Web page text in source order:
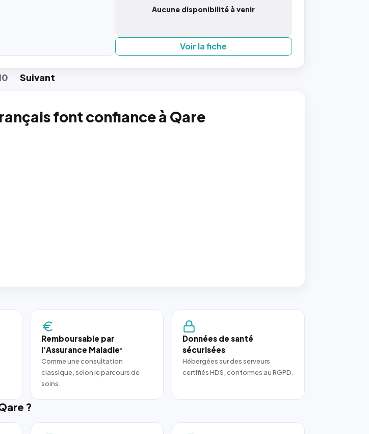
Aucune disponibilité à venir
Voir la fiche
Suivant
font confiance à Qare
Remboursable par
l'Assurance Maladie*
Comme une consultation
classique, selon le parcours de
soins.
Données de santé
sécurisées
Hébergées sur des serveurs
certifiés HDS, conformes au RGPD.
?